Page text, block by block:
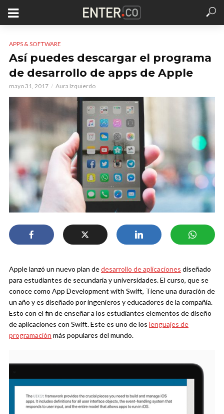
APPS & SOFTWARE
Así puedes descargar el programa
de desarrollo de apps de Apple
mayo 31, 2017 Aura Izquierdo
Apple lanzó un nuevo plan dedesarrollo de aplicaciones diseñado
para estudiantes de secundaria y universidades. El curso, que se
conoce como App Development with Swift, Tiene una duración de
un año y es diseñado por ingenieros y educadores de la compañía.
Esto con el fin de enseñar a los estudiantes elementos de diseño
de aplicaciones con Swift. Este es uno de los lenguajes de
programación más populares del mundo.